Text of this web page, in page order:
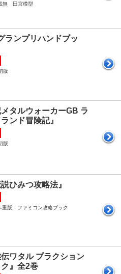
無 田宮模型
ランプリハンドブッ
版
メタルウォーカーGB ラ
ンド冒険記』
版
ひみつ攻略法』
版 ファミコン攻略ブック
伝ワタル プラクション
』全2巻